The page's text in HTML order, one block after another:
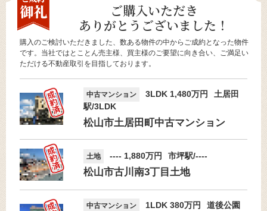
ご購入いただき
ありがとうございました！
購入のご検討いただきました、数ある物件の中からご成約となった物件
です。当社ではとことん売主様、買主様のご要望に向き合い、ご満足い
ただける不動産取引を目指しております。
中古マンション 3LDK 1,480万円
土居田
駅/3LDK
松山市土居田町中古マンション
土地 ---- 1,880万円 市坪駅/----
松山市古川南3丁目土地
中古マンション 1LDK 380万円
道後公園